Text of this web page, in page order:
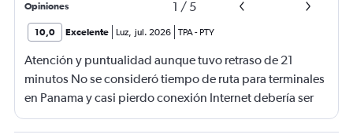
Opiniones 1 / 5
10,0 Excelente Luz, jul. 2026 TPA- PTY
Atención y puntualidad aunque tuvo retraso de 21
minutos No se consideró tiempo de ruta para terminales
en Panama y casi pierdo conexión Internet debería ser
gratis